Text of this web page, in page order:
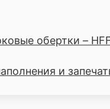
обертки –
и